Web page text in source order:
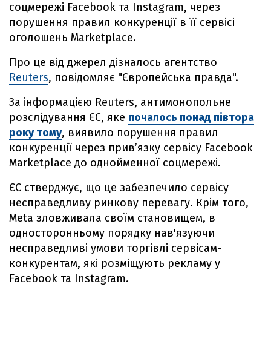
соцмережі Facebook та Instagram, через
порушення правил конкуренції в її сервісі
оголошень Marketplace.
Про це від джерел дізналось агентство
Reuters, повідомляє "Європейська правда".
За інформацією Reuters, антимонопольне
розслідування ЄС, яке почалось понад півтора
року тому, виявило порушення правил
конкуренції через прив’язку сервісу Facebook
Marketplace до однойменної соцмережі.
ЄС стверджує, що це забезпечило сервісу
несправедливу ринкову перевагу. Крім того,
Meta зловживала своїм становищем, в
односторонньому порядку нав'язуючи
несправедливі умови торгівлі сервісам-
конкурентам, які розміщують рекламу у
Facebook та Instagram.